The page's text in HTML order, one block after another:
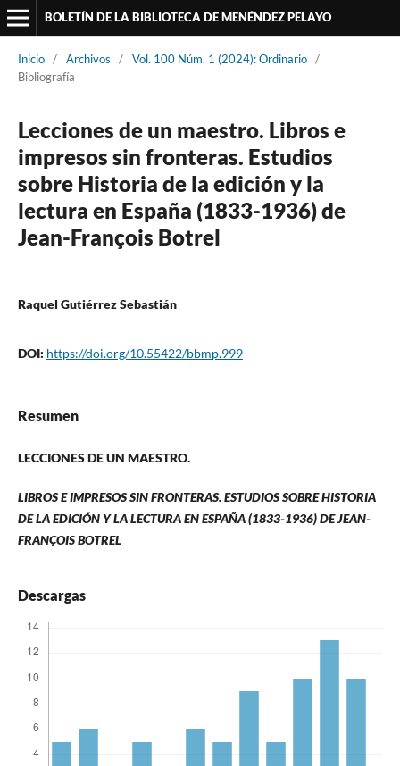
BOLETÍN DE LA BIBLIOTECA DE MENÉNDEZ PELAYO
Inicio / Archivos / Vol. 100 Núm. 1 (2024): Ordinario /
Bibliografía
Lecciones de un maestro. Libros e
impresos sin fronteras. Estudios
sobre Historia de la edición y la
lectura en España (1833-1936) de
Jean-François Botrel
Raquel Gutiérrez Sebastián
DOI: https://doi.org/10.55422/bbmp.999
Resumen
LECCIONES DE UN MAESTRO.
LIBROS E IMPRESOS SIN FRONTERAS. ESTUDIOS SOBRE HISTORIA
DE LA EDICIÓN Y LA LECTURA EN ESPAÑA (1833-1936) DE JEAN-
FRANÇOIS BOTREL
Descargas